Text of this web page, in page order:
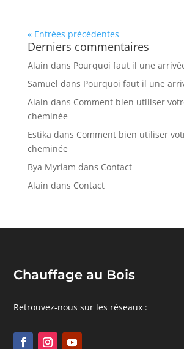
« Entrées précédentes
Derniers commentaires
Alain dans Pourquoi faut il une
Samuel dans Pourquoi faut il une
Alain dans Comment bien utiliser
cheminée
Estika dans Comment bien utiliser
cheminée
Bya Myriam dans Contact
Alain dans Contact
Chauffage au Bois
Retrouvez-nous sur les réseaux :